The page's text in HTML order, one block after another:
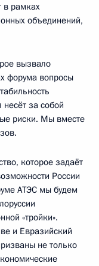
в рамках
объединений,
вызвало
форума вопросы
за собой
риски. Мы вместе
которое задаёт
России
АТЭС мы будем
«тройки».
и Евразийский
не только